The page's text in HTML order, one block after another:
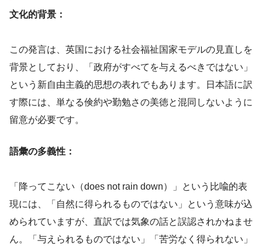
文化的背景：
この発言は、英国における社会福祉国家モデルの見直しを
背景としており、「政府がすべてを与えるべきではない」
という新自由主義的思想の表れでもあります。日本語に訳
す際には、単なる倹約や勤勉さの美徳と混同しないように
留意が必要です。
語彙の多義性：
「降ってこない（does not rain down）」という比喩的表
現には、「自然に得られるものではない」という意味が込
められていますが、直訳では気象の話と誤認されかねませ
ん。「与えられるものではない」「苦労なく得られない」